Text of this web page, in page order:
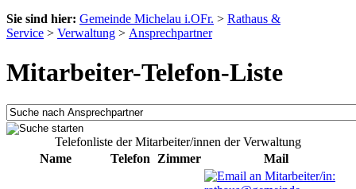
Sie sind hier: Gemeinde Michelau i.OFr. > Rathaus &
Service > Verwaltung > Ansprechpartner
Mitarbeiter-Telefon-Liste
Telefonliste der Mitarbeiter/innen der Verwaltung
Name
Telefon Zimmer Mail